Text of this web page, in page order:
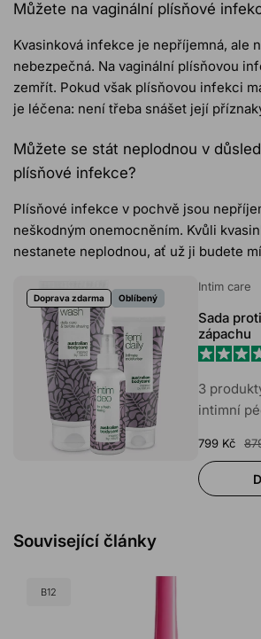
Můžete na vaginální plísňové
Kvasinková infekce je nepříjemná, ale
nebezpečná. Na vaginální plísňovou
zemřít. Pokud však plísňovou infekci
je léčena: není třeba snášet její
Můžete se stát neplodnou v
plísňové infekce?
Plísňové infekce v pochvě jsou
neškodným onemocněním. Kvůli
nestanete neplodnou, ať už ji budete
Doprava zdarma Oblíbený
Intim care
Sada
zápachu
4.4
z
5
3
intimní
799 Kč
Související články
B12